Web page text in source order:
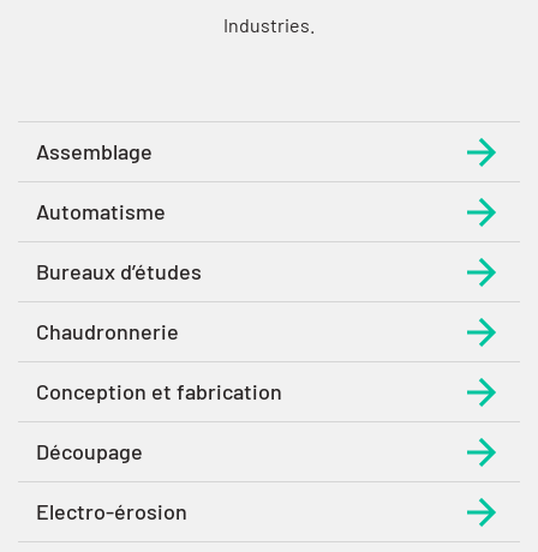
Industries.
Assemblage
Automatisme
Bureaux d’études
Chaudronnerie
Conception et fabrication
Découpage
Electro-érosion